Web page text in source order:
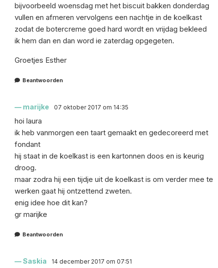
bijvoorbeeld woensdag met het biscuit bakken donderdag
vullen en afmeren vervolgens een nachtje in de koelkast
zodat de botercreme goed hard wordt en vrijdag bekleed
ik hem dan en dan word ie zaterdag opgegeten.
Groetjes Esther
Beantwoorden
marijke 07 oktober 2017 om 14:35
hoi laura
ik heb vanmorgen een taart gemaakt en gedecoreerd met
fondant
hij staat in de koelkast is een kartonnen doos en is keurig
droog.
maar zodra hij een tijdje uit de koelkast is om verder mee te
werken gaat hij ontzettend zweten.
enig idee hoe dit kan?
gr marijke
Beantwoorden
Saskia 14 december 2017 om 07:51